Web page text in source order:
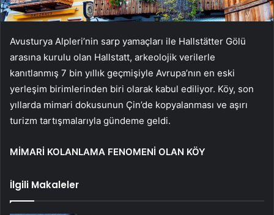
Avusturya Alpleri’nin sarp yamaçları ile Hallstätter Gölü
arasına kurulu olan Hallstatt, arkeolojik verilerle
kanıtlanmış 7 bin yıllık geçmişiyle Avrupa’nın en eski
yerleşim birimlerinden biri olarak kabul ediliyor. Köy, son
yıllarda mimari dokusunun Çin’de kopyalanması ve aşırı
turizm tartışmalarıyla gündeme geldi.
MİMARİ KOLANLAMA FENOMENİ OLAN KÖY
İlgili Makaleler